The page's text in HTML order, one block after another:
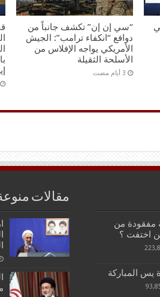
“سي إن إن” تكشف جانباً من
دوافع “انكفاء ترامب”: الجيش
الأمريكي يواجه الإفلاس من
الأسلحة الثقيلة
183 سنة مفقودة من
اختفت ؟
المباركة
مقالات